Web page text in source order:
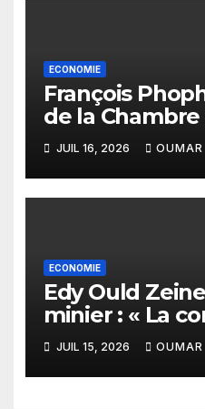
ECONOMIE
François
de la
« la Guinée est
meilleure des
JUIL 16, 2026 OUMAR
ECONOMIE
Edy Ould
minier : « La
n’existe pas
JUIL 15, 2026 OUMAR